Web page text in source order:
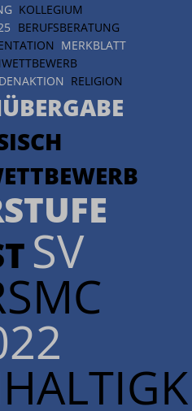
KOLLEGIUM
BERUFSBERATUNG
MERKBLATT
RELIGION
SV